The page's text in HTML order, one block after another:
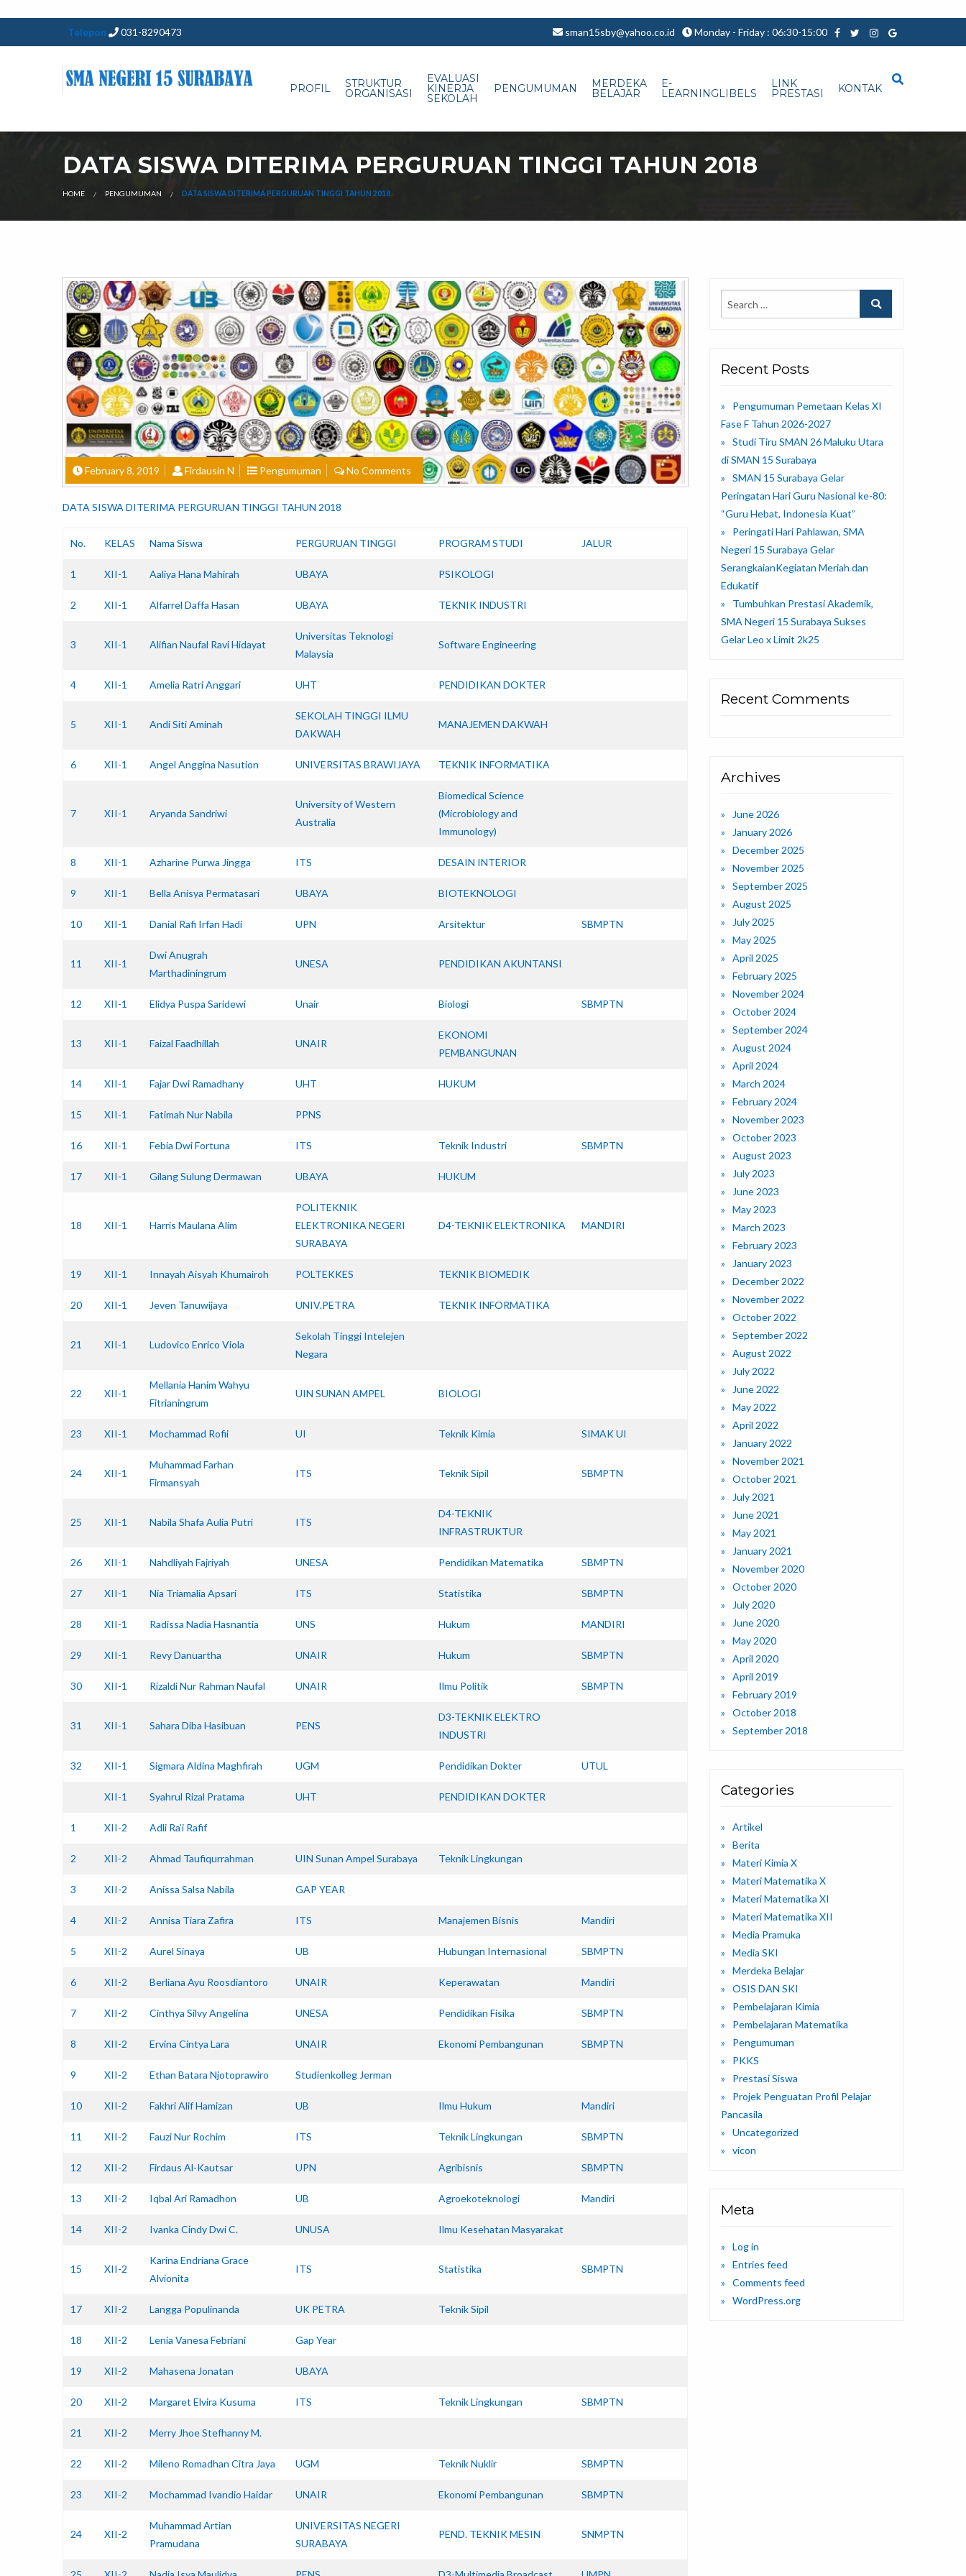
Telepon 031-8290473 sman15sby@yahoo.co.id Monday - Friday : 06:30-15:00
PROFIL STRUKTUR
ORGANISASI
EVALUASI
KINERJA
SEKOLAH
PENGUMUMAN MERDEKA
BELAJAR
E-
LEARNINGLIBELS
LINK
PRESTASI KONTAK
DATA SISWA DITERIMA PERGURUAN TINGGI TAHUN 2018
HOME PENGUMUMAN DATA SISWA DITERIMA PERGURUAN TINGGI TAHUN 2018
February 8, 2019 Firdausin N Pengumuman No Comments
DATA SISWA DITERIMA PERGURUAN TINGGI TAHUN 2018
No. KELAS Nama Siswa PERGURUAN TINGGI PROGRAM STUDI JALUR
1 XII-1 Aaliya Hana Mahirah UBAYA PSIKOLOGI
2 XII-1 Alfarrel Daffa Hasan UBAYA TEKNIK INDUSTRI
3 XII-1 Alifian Naufal Ravi Hidayat
Universitas Teknologi
Malaysia
Software Engineering
4 XII-1 Amelia Ratri Anggari UHT PENDIDIKAN DOKTER
5 XII-1 Andi Siti Aminah
SEKOLAH TINGGI ILMU
DAKWAH
MANAJEMEN DAKWAH
6 XII-1 Angel Anggina Nasution UNIVERSITAS BRAWIJAYA TEKNIK INFORMATIKA
7 XII-1 Aryanda Sandriwi
University of Western
Australia
Biomedical Science
(Microbiology and
Immunology)
8 XII-1 Azharine Purwa Jingga ITS DESAIN INTERIOR
9 XII-1 Bella Anisya Permatasari UBAYA BIOTEKNOLOGI
10 XII-1 Danial Rafi Irfan Hadi UPN Arsitektur SBMPTN
11 XII-1
Dwi Anugrah
Marthadiningrum
UNESA PENDIDIKAN AKUNTANSI
12 XII-1 Elidya Puspa Saridewi Unair Biologi SBMPTN
13 XII-1 Faizal Faadhillah UNAIR
EKONOMI
PEMBANGUNAN
14 XII-1 Fajar Dwi Ramadhany UHT HUKUM
15 XII-1 Fatimah Nur Nabila PPNS
16 XII-1 Febia Dwi Fortuna ITS Teknik Industri SBMPTN
17 XII-1 Gilang Sulung Dermawan UBAYA HUKUM
18 XII-1 Harris Maulana Alim
POLITEKNIK
ELEKTRONIKA NEGERI
SURABAYA
D4-TEKNIK ELEKTRONIKA MANDIRI
19 XII-1 Innayah Aisyah Khumairoh POLTEKKES TEKNIK BIOMEDIK
20 XII-1 Jeven Tanuwijaya UNIV.PETRA TEKNIK INFORMATIKA
21 XII-1 Ludovico Enrico Viola
Sekolah Tinggi Intelejen
Negara
22 XII-1
Mellania Hanim Wahyu
Fitrianingrum
UIN SUNAN AMPEL BIOLOGI
23 XII-1 Mochammad Rofii UI Teknik Kimia SIMAK UI
24 XII-1
Muhammad Farhan
Firmansyah
ITS Teknik Sipil SBMPTN
25 XII-1 Nabila Shafa Aulia Putri ITS
D4-TEKNIK
INFRASTRUKTUR
26 XII-1 Nahdliyah Fajriyah UNESA Pendidikan Matematika SBMPTN
27 XII-1 Nia Triamalia Apsari ITS Statistika SBMPTN
28 XII-1 Radissa Nadia Hasnantia UNS Hukum MANDIRI
29 XII-1 Revy Danuartha UNAIR Hukum SBMPTN
30 XII-1 Rizaldi Nur Rahman Naufal UNAIR Ilmu Politik SBMPTN
31 XII-1 Sahara Diba Hasibuan PENS
D3-TEKNIK ELEKTRO
INDUSTRI
32 XII-1 Sigmara Aldina Maghfirah UGM Pendidikan Dokter UTUL
XII-1 Syahrul Rizal Pratama UHT PENDIDIKAN DOKTER
1 XII-2 Adli Ra’i Rafif
2 XII-2 Ahmad Taufiqurrahman UIN Sunan Ampel Surabaya Teknik Lingkungan
3 XII-2 Anissa Salsa Nabila GAP YEAR
4 XII-2 Annisa Tiara Zafira ITS Manajemen Bisnis Mandiri
5 XII-2 Aurel Sinaya UB Hubungan Internasional SBMPTN
6 XII-2 Berliana Ayu Roosdiantoro UNAIR Keperawatan Mandiri
7 XII-2 Cinthya Silvy Angelina UNESA Pendidikan Fisika SBMPTN
8 XII-2 Ervina Cintya Lara UNAIR Ekonomi Pembangunan SBMPTN
9 XII-2 Ethan Batara Njotoprawiro Studienkolleg Jerman
10 XII-2 Fakhri Alif Hamizan UB Ilmu Hukum Mandiri
11 XII-2 Fauzi Nur Rochim ITS Teknik Lingkungan SBMPTN
12 XII-2 Firdaus Al-Kautsar UPN Agribisnis SBMPTN
13 XII-2 Iqbal Ari Ramadhon UB Agroekoteknologi Mandiri
14 XII-2 Ivanka Cindy Dwi C. UNUSA Ilmu Kesehatan Masyarakat
15 XII-2
Karina Endriana Grace
Alvionita
ITS Statistika SBMPTN
17 XII-2 Langga Populinanda UK PETRA Teknik Sipil
18 XII-2 Lenia Vanesa Febriani Gap Year
19 XII-2 Mahasena Jonatan UBAYA
20 XII-2 Margaret Elvira Kusuma ITS Teknik Lingkungan SBMPTN
21 XII-2 Merry Jhoe Stefhanny M.
22 XII-2 Mileno Romadhan Citra Jaya UGM Teknik Nuklir SBMPTN
23 XII-2 Mochammad Ivandio Haidar UNAIR Ekonomi Pembangunan SBMPTN
24 XII-2
Muhammad Artian
Pramudana
UNIVERSITAS NEGERI
SURABAYA
PEND. TEKNIK MESIN SNMPTN
Recent Posts
Pengumuman Pemetaan Kelas XI
Fase F Tahun 2026-2027
Studi Tiru SMAN 26 Maluku Utara
di SMAN 15 Surabaya
SMAN 15 Surabaya Gelar
Peringatan Hari Guru Nasional ke-80:
“Guru Hebat, Indonesia Kuat”
Peringati Hari Pahlawan, SMA
Negeri 15 Surabaya Gelar
SerangkaianKegiatan Meriah dan
Edukatif
Tumbuhkan Prestasi Akademik,
SMA Negeri 15 Surabaya Sukses
Gelar Leo x Limit 2k25
Recent Comments
Archives
June 2026
January 2026
December 2025
November 2025
September 2025
August 2025
July 2025
May 2025
April 2025
February 2025
November 2024
October 2024
September 2024
August 2024
April 2024
March 2024
February 2024
November 2023
October 2023
August 2023
July 2023
June 2023
May 2023
March 2023
February 2023
January 2023
December 2022
November 2022
October 2022
September 2022
August 2022
July 2022
June 2022
May 2022
April 2022
January 2022
November 2021
October 2021
July 2021
June 2021
May 2021
January 2021
November 2020
October 2020
July 2020
June 2020
May 2020
April 2020
April 2019
February 2019
October 2018
September 2018
Categories
Artikel
Berita
Materi Kimia X
Materi Matematika X
Materi Matematika XI
Materi Matematika XII
Media Pramuka
Media SKI
Merdeka Belajar
OSIS DAN SKI
Pembelajaran Kimia
Pembelajaran Matematika
Pengumuman
PKKS
Prestasi Siswa
Projek Penguatan Profil Pelajar
Pancasila
Uncategorized
vicon
Meta
Log in
Entries feed
Comments feed
WordPress.org